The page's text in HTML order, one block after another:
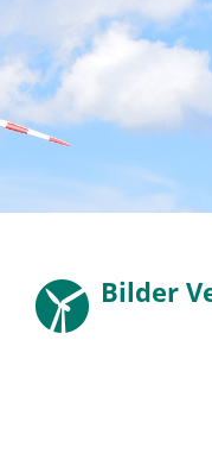
Bilder